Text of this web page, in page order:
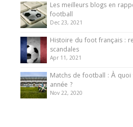
Les meilleurs blogs en
football
Dec 23, 2021
Histoire du foot français :
scandales
Apr 11, 2021
Matchs de football : À quoi
année ?
Nov 22, 2020